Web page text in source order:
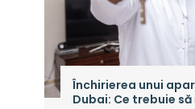
Închirierea unui
Dubai: Ce trebuie